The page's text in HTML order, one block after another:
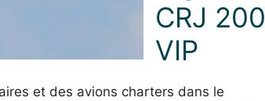
CRJ 200
VIP
et des avions charters dans le